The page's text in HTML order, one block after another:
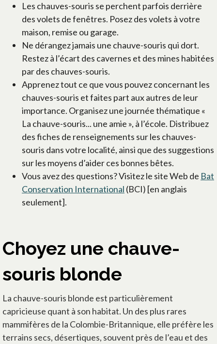
Les chauves-souris se perchent parfois derrière
des volets de fenêtres. Posez des volets à votre
maison, remise ou garage.
Ne dérangez jamais une chauve-souris qui dort.
Restez à l’écart des cavernes et des mines habitées
par des chauves-souris.
Apprenez tout ce que vous pouvez concernant les
chauves-souris et faites part aux autres de leur
importance. Organisez une journée thématique «
La chauve-souris... une amie », à l’école. Distribuez
des fiches de renseignements sur les chauves-
souris dans votre localité, ainsi que des suggestions
sur les moyens d’aider ces bonnes bêtes.
Vous avez des questions? Visitez le site Web de Bat
Conservation International (BCI) [en anglais
seulement].
Choyez une chauve-
souris blonde
La chauve-souris blonde est particulièrement
capricieuse quant à son habitat. Un des plus rares
mammifères de la Colombie-Britannique, elle préfère les
terrains secs, désertiques, souvent près de l’eau et des